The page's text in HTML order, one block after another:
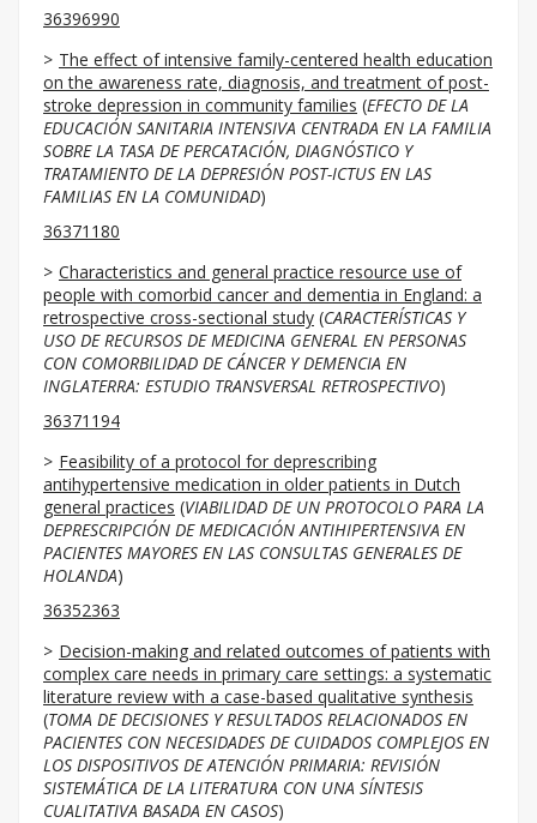
36396990
The effect of intensive family-centered health education
on the awareness rate, diagnosis, and treatment of post-
stroke depression in community families (EFECTO DE LA
EDUCACIÓN SANITARIA INTENSIVA CENTRADA EN LA FAMILIA
SOBRE LA TASA DE PERCATACIÓN, DIAGNÓSTICO Y
TRATAMIENTO DE LA DEPRESIÓN POST-ICTUS EN LAS
FAMILIAS EN LA COMUNIDAD)
36371180
Characteristics and general practice resource use of
people with comorbid cancer and dementia in England: a
retrospective cross-sectional study (CARACTERÍSTICAS Y
USO DE RECURSOS DE MEDICINA GENERAL EN PERSONAS
CON COMORBILIDAD DE CÁNCER Y DEMENCIA EN
INGLATERRA: ESTUDIO TRANSVERSAL RETROSPECTIVO)
36371194
Feasibility of a protocol for deprescribing
antihypertensive medication in older patients in Dutch
general practices (VIABILIDAD DE UN PROTOCOLO PARA LA
DEPRESCRIPCIÓN DE MEDICACIÓN ANTIHIPERTENSIVA EN
PACIENTES MAYORES EN LAS CONSULTAS GENERALES DE
HOLANDA)
36352363
Decision-making and related outcomes of patients with
complex care needs in primary care settings: a systematic
literature review with a case-based qualitative synthesis
(TOMA DE DECISIONES Y RESULTADOS RELACIONADOS EN
PACIENTES CON NECESIDADES DE CUIDADOS COMPLEJOS EN
LOS DISPOSITIVOS DE ATENCIÓN PRIMARIA: REVISIÓN
SISTEMÁTICA DE LA LITERATURA CON UNA SÍNTESIS
CUALITATIVA BASADA EN CASOS)